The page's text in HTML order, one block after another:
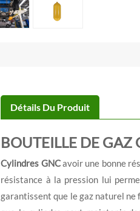
Détails Du Produit
BOUTEILLE DE GAZ
Cylindres GNCavoir une bonne
résistance à la pression lui
garantissent que le gaz naturel